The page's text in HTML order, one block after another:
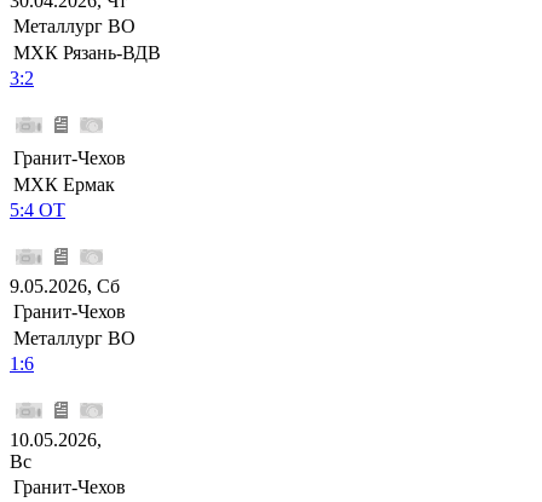
Металлург ВО
МХК Рязань-ВДВ
3:2
Гранит-Чехов
МХК Ермак
5:4 ОТ
9.05.2026, Сб
Гранит-Чехов
Металлург ВО
1:6
10.05.2026,
Вс
Гранит-Чехов